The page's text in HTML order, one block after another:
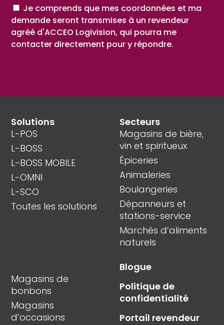
Consent
Je comprends que mes coordonnées et ma
demande seront transmises à un revendeur
agréé d'ACCEO Logivision, qui pourra me
contacter directement pour y répondre.
Solutions
L-POS
L-BOSS
L-BOSS MOBILE
L-OMNI
L-SCO
Toutes les solutions
Secteurs
Magasins de bière,
vin et spiritueux
Épiceries
Animaleries
Boulangeries
Dépanneurs et
stations-service
Marchés d’aliments
naturels
Magasins de
bonbons
Magasins
d’occasions
Blogue
Politique de
confidentialité
Portail revendeur